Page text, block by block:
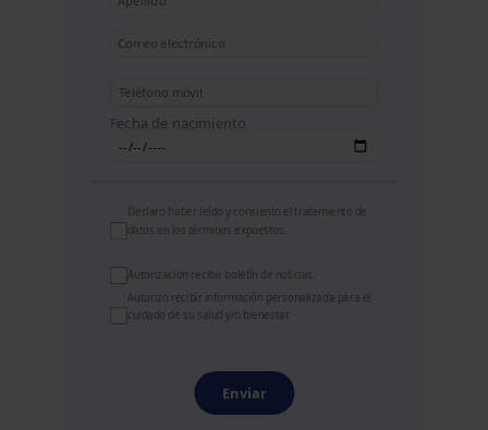
Fecha de nacimiento
Declaro haber leído y consiento el tratamiento de
datos en los términos expuestos.
Autorización recibir boletín de noticias.
Autorizo recibir información personalizada para el
cuidado de su salud y/o bienestar.
Enviar